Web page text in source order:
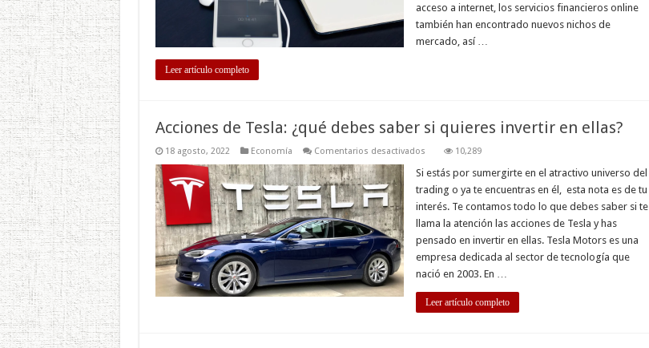
acceso a internet, los servicios financieros online
también han encontrado nuevos nichos de
mercado, así …
Leer artículo completo
Acciones de Tesla: ¿qué debes saber si quieres invertir en ellas?
18 agosto, 2022 Economía Comentarios desactivadosen
de
¿qué
debes
saber
si
invertir
en
ellas?
10,289
Si estás por sumergirte en el atractivo universo del
trading o ya te encuentras en él, esta nota es de tu
interés. Te contamos todo lo que debes saber si te
llama la atención las acciones de Tesla y has
pensado en invertir en ellas. Tesla Motors es una
empresa dedicada al sector de tecnología que
nació en 2003. En …
Leer artículo completo